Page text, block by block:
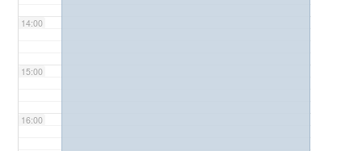
14:00
15:00
16:00